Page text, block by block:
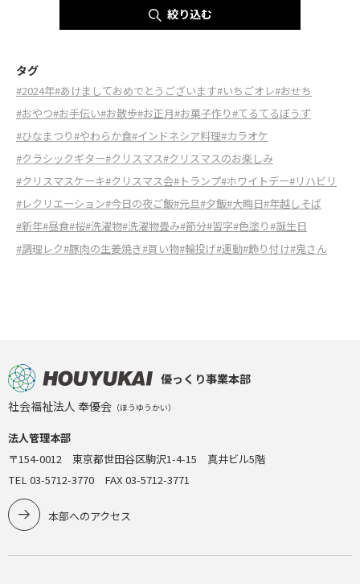
絞り込む
タグ
#2024年#あけましておめでとうございます#いちごオレ#おせち
#おやつ#お手伝い#お散歩#お正月#お菓子作り#てるてるぼうず
#ひなまつり#やわらか食#インドネシア料理#カラオケ
#クラシックギター#クリスマス#クリスマスのお楽しみ
#クリスマスケーキ#クリスマス会#トランプ#ホワイトデー#リハビリ
#レクリエーション#今日の夜ご飯#元旦#夕飯#大晦日#年越しそば
#新年#昼食#桜#洗濯物#洗濯物畳み#節分#習字#色塗り#誕生日
#調理レク#豚肉の生姜焼き#買い物#輪投げ#運動#飾り付け#鬼さん
優っくり事業本部
社会福祉法人 奉優会 （ほうゆうかい）
法人管理本部
〒154-0012 東京都世田谷区駒沢1-4-15 真井ビル5階
TEL 03-5712-3770 FAX 03-5712-3771
本部へのアクセス